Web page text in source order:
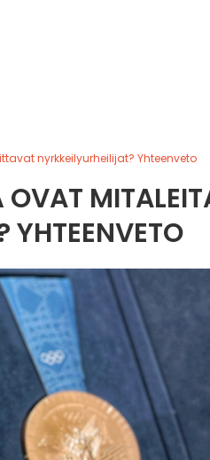
nyrkkeilyurheilijat? Yhteenveto
OVAT
YHTEENVETO